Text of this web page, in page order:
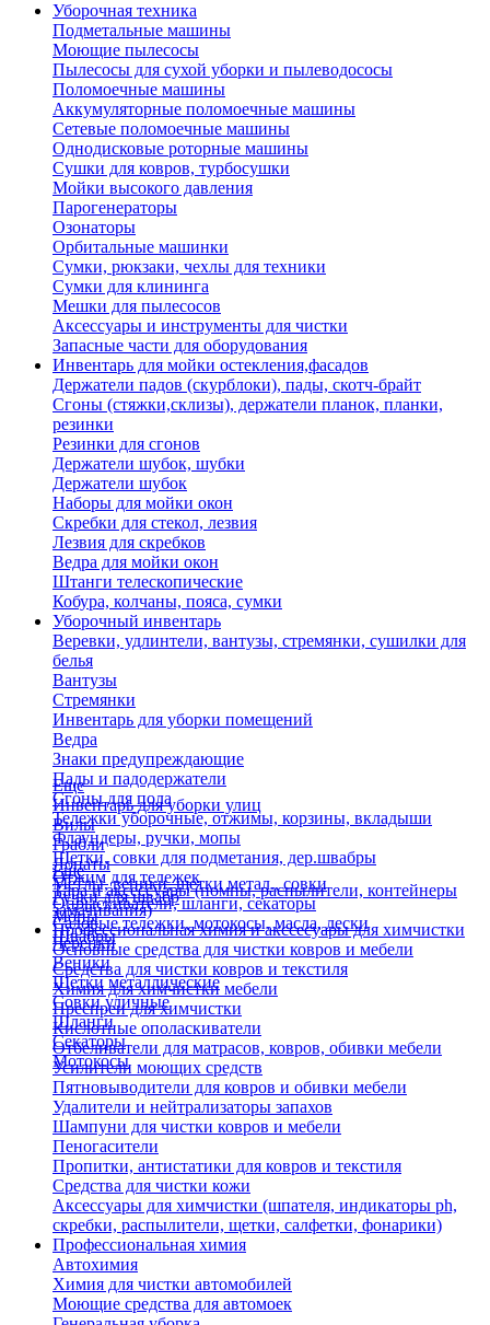
Уборочная техника
Подметальные машины
Моющие пылесосы
Пылесосы для сухой уборки и пылеводососы
Поломоечные машины
Аккумуляторные поломоечные машины
Сетевые поломоечные машины
Однодисковые роторные машины
Сушки для ковров, турбосушки
Мойки высокого давления
Парогенераторы
Озонаторы
Орбитальные машинки
Сумки, рюкзаки, чехлы для техники
Сумки для клининга
Мешки для пылесосов
Аксессуары и инструменты для чистки
Запасные части для оборудования
Инвентарь для мойки остекления,фасадов
Держатели падов (скурблоки), пады, скотч-брайт
Сгоны (стяжки,склизы), держатели планок, планки,
резинки
Резинки для сгонов
Держатели шубок, шубки
Держатели шубок
Наборы для мойки окон
Скребки для стекол, лезвия
Лезвия для скребков
Ведра для мойки окон
Штанги телескопические
Кобура, колчаны, пояса, сумки
Уборочный инвентарь
Веревки, удлинтели, вантузы, стремянки, сушилки для
белья
Вантузы
Стремянки
Инвентарь для уборки помещений
Ведра
Знаки предупреждающие
Пады и падодержатели
Сгоны для пола
Тележки уборочные, отжимы, корзины, вкладыши
Флаундеры, ручки, мопы
Щетки, совки для подметания, дер.швабры
Отжим для тележек
Ручки для швабр
Мопы
Швабры
Еще
Инвентарь для уборки улиц
Вилы
Грабли
Лопаты
Метлы, веники, щетки метал., совки
Опрыскиватели, шланги, секаторы
Садовые тележки, мотокосы, масла, лески
Черенки
Веники
Щетки металлические
Совки уличные
Шланги
Секаторы
Мотокосы
Еще
Тара и аксессуары (помпы, распылители, контейнеры
замачивания)
Профессиональная химия и акссесуары для химчистки
Основные средства для чистки ковров и мебели
Средства для чистки ковров и текстиля
Химия для химчистки мебели
Преспреи для химчистки
Кислотные ополаскиватели
Отбеливатели для матрасов, ковров, обивки мебели
Усилители моющих средств
Пятновыводители для ковров и обивки мебели
Удалители и нейтрализаторы запахов
Шампуни для чистки ковров и мебели
Пеногасители
Пропитки, антистатики для ковров и текстиля
Средства для чистки кожи
Аксессуары для химчистки (шпателя, индикаторы ph,
скребки, распылители, щетки, салфетки, фонарики)
Профессиональная химия
Автохимия
Химия для чистки автомобилей
Моющие средства для автомоек